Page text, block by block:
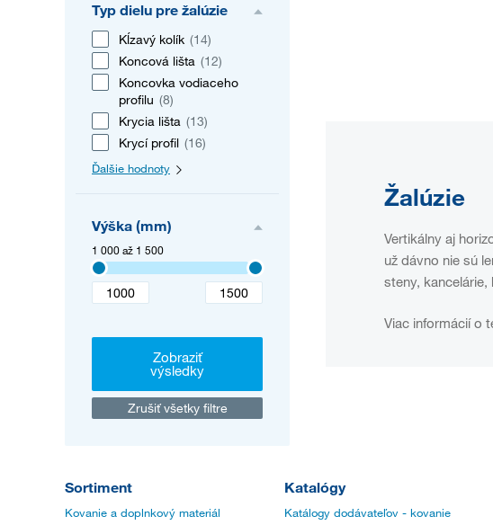
Typ dielu pre žalúzie
Kĺzavý kolík (14)
Koncová lišta (12)
Koncovka vodiaceho
profilu (8)
Krycia lišta (13)
Krycí profil (16)
Ďalšie hodnoty
Výška (mm)
1 000 až 1 500
Zobraziť
výsledky
Zrušiť všetky filtre
Žalúzie
Vertikálny aj
už dávno nie sú
steny,
Viac informácií o
Sortiment
Kovanie a doplnkový materiál
Katalógy
Katálogy dodávateľov - kovanie